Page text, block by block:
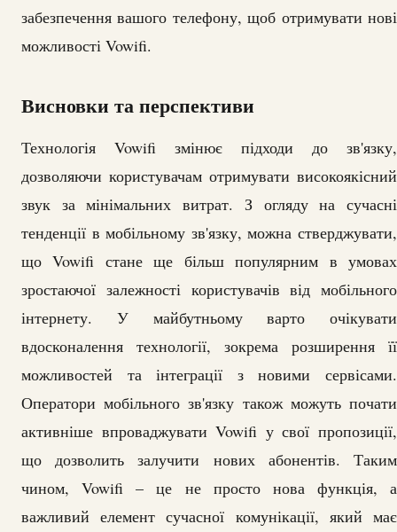
забезпечення вашого телефону, щоб отримувати нові
можливості Vowifi.
Висновки та перспективи
Технологія Vowifi змінює підходи до зв'язку,
дозволяючи користувачам отримувати високоякісний
звук за мінімальних витрат. З огляду на сучасні
тенденції в мобільному зв'язку, можна стверджувати,
що Vowifi стане ще більш популярним в умовах
зростаючої залежності користувачів від мобільного
інтернету. У майбутньому варто очікувати
вдосконалення технології, зокрема розширення її
можливостей та інтеграції з новими сервісами.
Оператори мобільного зв'язку також можуть почати
активніше впроваджувати Vowifi у свої пропозиції,
що дозволить залучити нових абонентів. Таким
чином, Vowifi – це не просто нова функція, а
важливий елемент сучасної комунікації, який має